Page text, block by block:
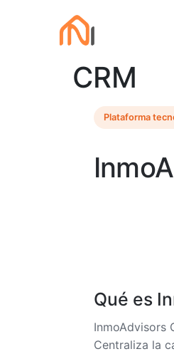
CRM
Plataforma
Qué es
InmoAdvisors
Centraliza la